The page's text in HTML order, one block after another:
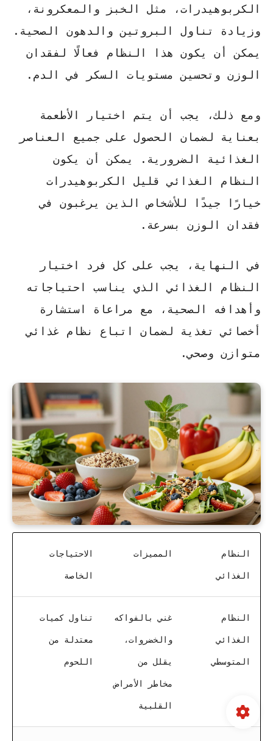
الكربوهيدرات، مثل الخبز والمعكرونة،
وزيادة تناول البروتين والدهون الصحية.
يمكن أن يكون هذا النظام فعالًا لفقدان
الوزن وتحسين مستويات السكر في الدم.
ومع ذلك، يجب أن يتم اختيار الأطعمة
بعناية لضمان الحصول على جميع العناصر
الغذائية الضرورية. يمكن أن يكون
النظام الغذائي قليل الكربوهيدرات
خيارًا جيدًا للأشخاص الذين يرغبون في
فقدان الوزن بسرعة.
في النهاية، يجب على كل فرد اختيار
النظام الغذائي الذي يناسب احتياجاته
وأهدافه الصحية، مع مراعاة استشارة
أخصائي تغذية لضمان اتباع نظام غذائي
متوازن وصحي.
النظام
الغذائي
المميزات الاحتياجات
الخاصة
النظام
الغذائي
المتوسطي
غني بالفواكه
والخضروات،
يقلل من
مخاطر الأمراض
القلبية
تناول كميات
معتدلة من
اللحوم